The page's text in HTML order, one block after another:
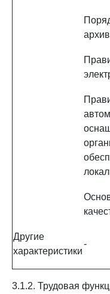
Другие
характеристики
-
3.1.2. Трудовая